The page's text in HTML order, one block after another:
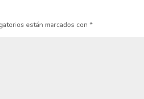
están marcados con*